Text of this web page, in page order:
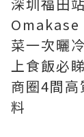
Omakase
菜一次曬
上食飯必
商圈4間
料